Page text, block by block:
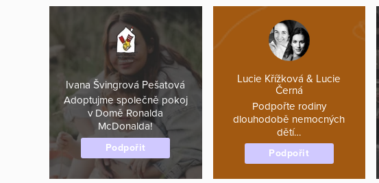
Ivana Švingrová Pešatová
Adoptujme společně pokoj
v Domě Ronalda
McDonalda!
Podpořit
Lucie Křížková & Lucie
Černá
Podpořte rodiny
dlouhodobě nemocných
dětí…
Podpořit